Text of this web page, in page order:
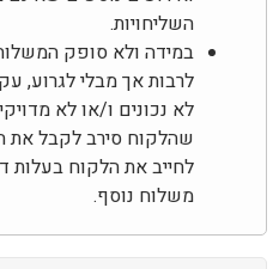
השליחויות.
במידה ולא סופק
לרבות אך מבלי לגרוע,
לא נכונים ו/או לא
שהלקוח סירב לקבל את
לחייב את הלקוח בעלות
משלוח נוסף.